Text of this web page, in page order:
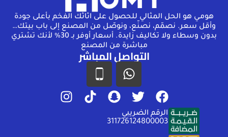
هومـي هو الحل المثالي للحصول على اثاثك الفخم بأعلى جودة
وأقل سعر. نصمّم، نصنّع، ونوصّل من المصنع إلى باب بيتك…
بدون وسطاء ولا تكاليف زايدة. أسعار أوفر بـ 30% لأنك تشتري
مباشرة من المصنع
التواصل المباشر
الرقم الضريبي
311726124800003